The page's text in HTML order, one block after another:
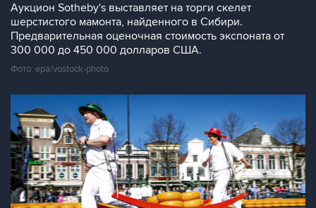
Аукцион Sotheby's выставляет на торги скелет
шерстистого мамонта, найденного в Сибири.
Предварительная оценочная стоимость экспоната от
300 000 до 450 000 долларов США.
Фото: epa/vostock-photo